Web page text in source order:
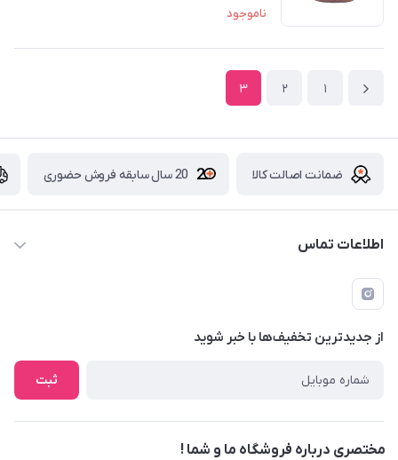
ناموجود
1
2
3
ضمانت اصالت کالا 20 سال سابقه فروش حضوری
اطلاعات تماس
09229839700 - 08338354666
info@cosmetics110.com
کرمانشاه ، بلوار نوبهار ، بین کوی ۱۱۰ و ۱۱۲ ، آرایشی و بهداشتی ۱۱۰
از جدید‌ترین تخفیف‌ها با‌ خبر شوید
ثبت
مختصری درباره فروشگاه ما و شما !